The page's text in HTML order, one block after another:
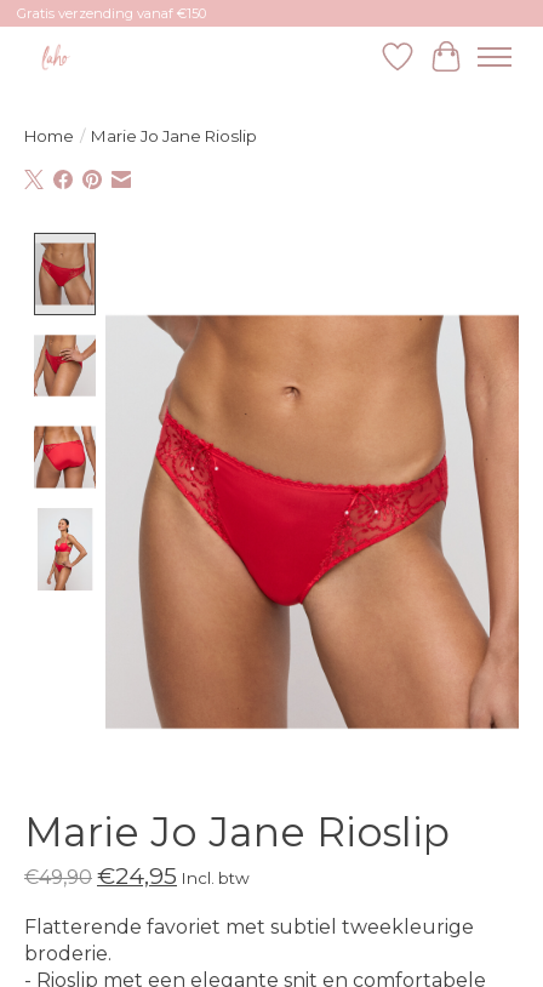
Gratis verzending vanaf €150
Verlanglijst
Home / Marie Jo Jane Rioslip
Marie Jo Jane Rioslip
€49,90 €24,95 Incl. btw
Flatterende favoriet met subtiel tweekleurige
broderie.
- Rioslip met een elegante snit en comfortabele